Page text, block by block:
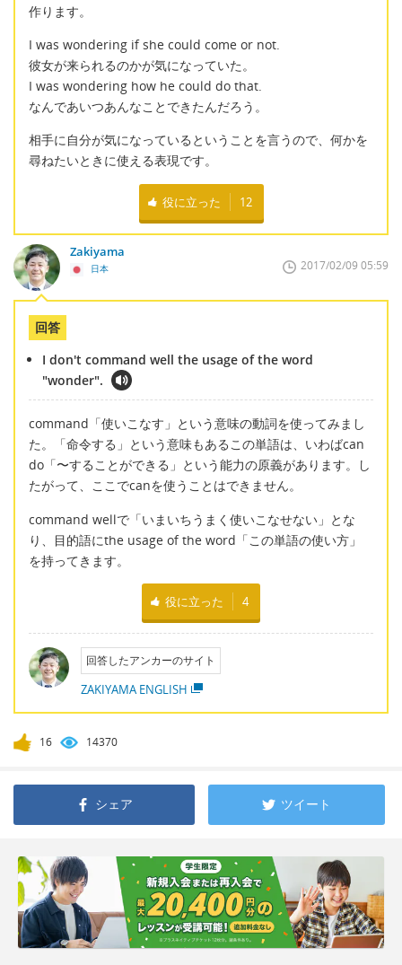
作ります。
I was wondering if she could come or not.
彼女が来られるのかが気になっていた。
I was wondering how he could do that.
なんであいつあんなことできたんだろう。
相手に自分が気になっているということを言うので、何かを
尋ねたいときに使える表現です。
役に立った 12
Zakiyama
日本 2017/02/09 05:59
回答
I don't command well the usage of the word
"wonder".
command「使いこなす」という意味の動詞を使ってみまし
た。「命令する」という意味もあるこの単語は、いわばcan
do「〜することができる」という能力の原義があります。し
たがって、ここでcanを使うことはできません。
command wellで「いまいちうまく使いこなせない」とな
り、目的語にthe usage of the word「この単語の使い方」
を持ってきます。
役に立った 4
回答したアンカーのサイト
ZAKIYAMA ENGLISH
16 14370
シェア ツイート